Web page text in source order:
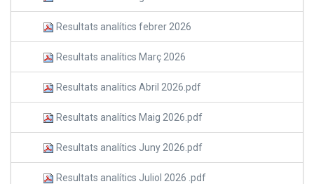
Resultats analítics febrer 2026
Resultats analítics Març 2026
Resultats analítics Abril 2026.pdf
Resultats analítics Maig 2026.pdf
Resultats analítics Juny 2026.pdf
Resultats analítics Juliol 2026 .pdf